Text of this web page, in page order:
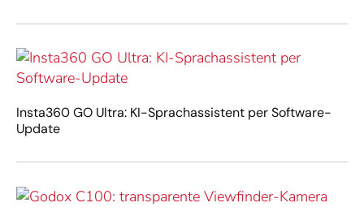
Insta360 GO Ultra: KI-Sprachassistent per Software-
Update